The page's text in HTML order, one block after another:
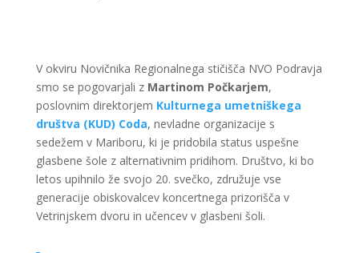
V okviru Novičnika Regionalnega stičišča NVO Podravja
smo se pogovarjali z Martinom Počkarjem,
poslovnim direktorjem Kulturnega umetniškega
društva (KUD) Coda, nevladne organizacije s
sedežem v Mariboru, ki je pridobila status uspešne
glasbene šole z alternativnim pridihom. Društvo, ki bo
letos upihnilo že svojo 20. svečko, združuje vse
generacije obiskovalcev koncertnega prizorišča v
Vetrinjskem dvoru in učencev v glasbeni šoli.